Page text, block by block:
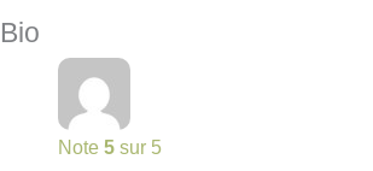
Bio
Note 5 sur 5